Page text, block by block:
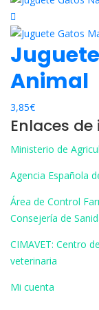
Animal
3,85€
Enlaces de
Ministerio de
Agencia Española
Área de Control
Consejería de
CIMAVET: Centro
veterinaria
Mi cuenta